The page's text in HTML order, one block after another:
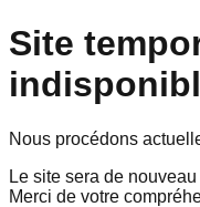
Site
Nous procédons
Le site sera de
Merci de votre